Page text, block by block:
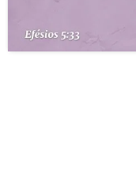
TERMO BÍBLICO